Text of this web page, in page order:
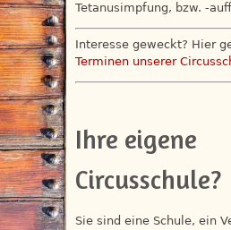
Tetanusimpfung, bzw. -
Interesse geweckt? Hier
Terminen unserer
Ihre eigene
Circusschule?
Sie sind eine Schule, ein